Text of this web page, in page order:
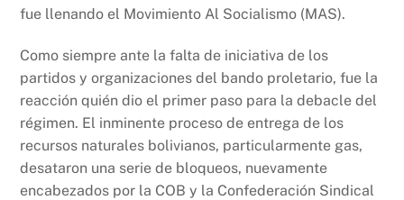
fue llenando el Movimiento Al Socialismo (MAS).
Como siempre ante la falta de iniciativa de los
partidos y organizaciones del bando proletario, fue la
reacción quién dio el primer paso para la debacle del
régimen. El inminente proceso de entrega de los
recursos naturales bolivianos, particularmente gas,
desataron una serie de bloqueos, nuevamente
encabezados por la COB y la Confederación Sindical